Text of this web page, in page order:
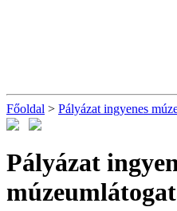
Főoldal > Pályázat ingyenes
Pályázat